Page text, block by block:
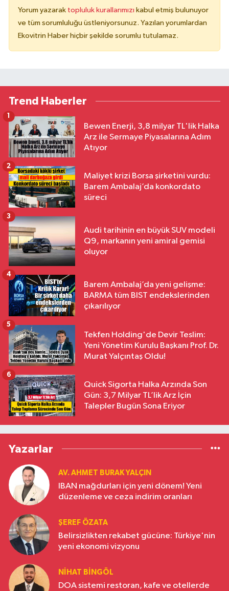
Yorum yazarak topluluk kurallarımızı kabul etmiş bulunuyor
ve tüm sorumluluğu üstleniyorsunuz. Yazılan yorumlardan
Ekovitrin Haber hiçbir şekilde sorumlu tutulamaz.
Trend Haberler
Bewen Enerji, 3,8 milyar TL'lik Halka
Arz ile Sermaye Piyasalarına Adım
Atıyor
1
Maliyet krizi Borsa şirketini vurdu:
Barem Ambalaj’da konkordato
süreci
2
Audi tarihinin en büyük SUV modeli
Q9, markanın yeni amiral gemisi
oluyor
3
Barem Ambalaj’da yeni gelişme:
BARMA tüm BIST endekslerinden
çıkarılıyor
4
Tekfen Holding'de Devir Teslim:
Yeni Yönetim Kurulu Başkanı Prof. Dr.
Murat Yalçıntaş Oldu!
5
Quick Sigorta Halka Arzında Son
Gün: 3,7 Milyar TL’lik Arz İçin
Talepler Bugün Sona Eriyor
6
Yazarlar
AV. AHMET BURAK YALÇIN
IBAN mağdurları için yeni dönem! Yeni
düzenleme ve ceza indirim oranları
ŞEREF ÖZATA
Belirsizlikten rekabet gücüne: Türkiye'nin
yeni ekonomi vizyonu
NIHAT BINGÖL
DOA sistemi restoran, kafe ve otellerde